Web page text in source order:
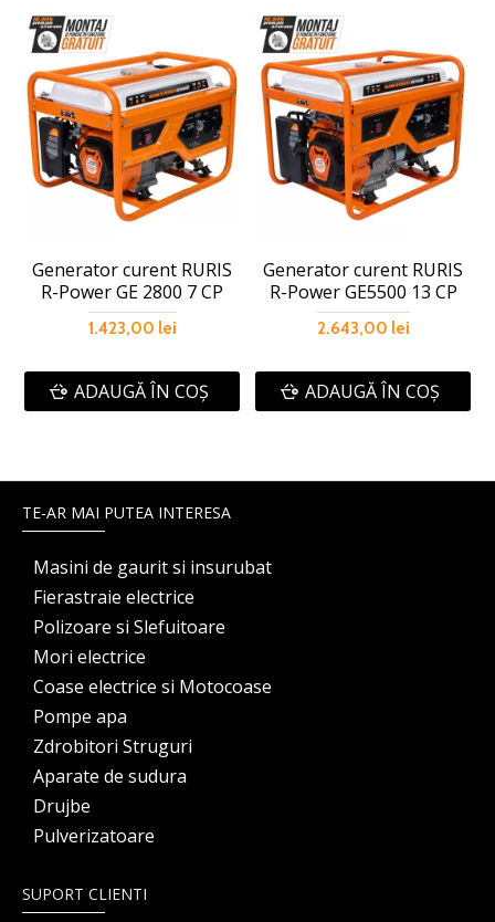
Generator curent RURIS
R-Power GE 2800 7 CP
1.423,00 lei
ADAUGĂ ÎN COŞ
Generator curent RURIS
R-Power GE5500 13 CP
2.643,00 lei
ADAUGĂ ÎN COŞ
TE-AR MAI PUTEA INTERESA
Masini de gaurit si insurubat
Fierastraie electrice
Polizoare si Slefuitoare
Mori electrice
Coase electrice si Motocoase
Pompe apa
Zdrobitori Struguri
Aparate de sudura
Drujbe
Pulverizatoare
SUPORT CLIENTI